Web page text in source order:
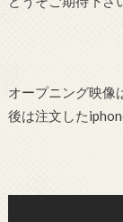
オープニング映像
後は注文した